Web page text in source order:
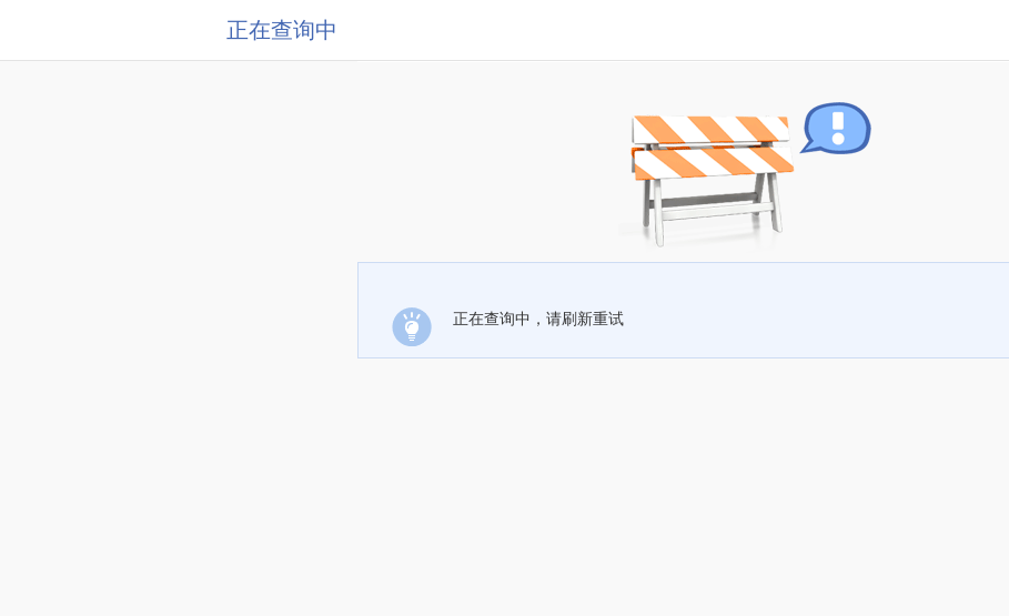
正在查询中
正在查询中，请刷新重试